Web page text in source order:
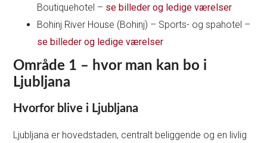
Boutiquehotel – se billeder og ledige værelser
Bohinj River House (Bohinj) – Sports- og spahotel –
se billeder og ledige værelser
Område 1 – hvor man kan bo i
Ljubljana
Hvorfor blive i Ljubljana
Ljubljana er hovedstaden, centralt beliggende og en livlig